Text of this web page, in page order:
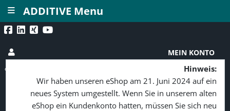
MEIN KONTO
Hinweis:
Wir haben unseren eShop am 21. Juni 2024 auf ein
neues System umgestellt. Wenn Sie in unserem alten
eShop ein Kundenkonto hatten, müssen Sie sich neu
ADDITIVE Menu
≡